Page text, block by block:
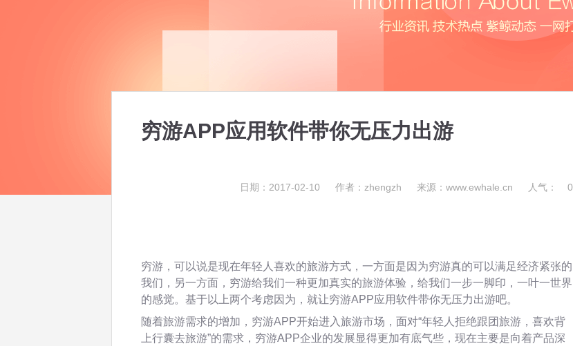
穷游APP应用软件带你无压力出游
日期：2017-02-10 作者：zhengzh 来源：www.ewhale.cn 人气： 0
穷游，可以说是现在年轻人喜欢的旅游方式，一方面是因为穷游真的可以满足经济紧张的
我们，另一方面，穷游给我们一种更加真实的旅游体验，给我们一步一脚印，一叶一世界
的感觉。基于以上两个考虑因为，就让穷游APP应用软件带你无压力出游吧。
随着旅游需求的增加，穷游APP开始进入旅游市场，面对“年轻人拒绝跟团旅游，喜欢背
上行囊去旅游”的需求，穷游APP企业的发展显得更加有底气些，现在主要是向着产品深